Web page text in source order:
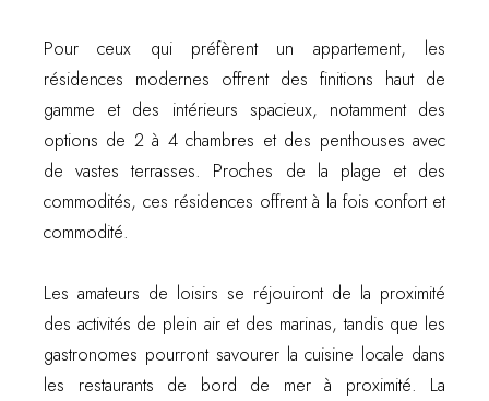
Pour ceux qui préfèrent un appartement, les
résidences modernes offrent des finitions haut de
gamme et des intérieurs spacieux, notamment des
options de 2 à 4 chambres et des penthouses avec
de vastes terrasses. Proches de la plage et des
commodités, ces résidences offrent à la fois confort et
commodité.
Les amateurs de loisirs se réjouiront de la proximité
des activités de plein air et des marinas, tandis que les
gastronomes pourront savourer la cuisine locale dans
les restaurants de bord de mer à proximité. La